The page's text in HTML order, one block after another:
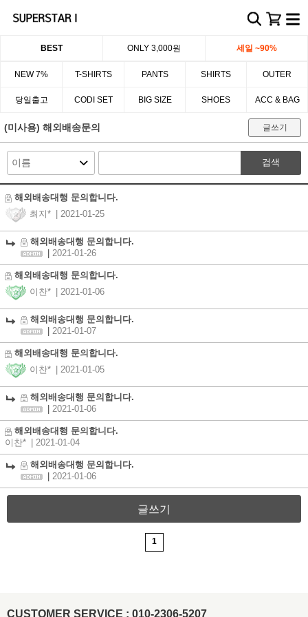
BEST ONLY 3,000원 세일 ~90%
NEW 7% T-SHIRTS PANTS SHIRTS OUTER
당일출고 CODI SET BIG SIZE SHOES ACC & BAG
(미사용) 해외배송문의 글쓰기
검색
해외배송대행 문의합니다.
최지*
| 2021-01-25
해외배송대행 문의합니다.
2021-01-26
해외배송대행 문의합니다.
이찬*
| 2021-01-06
해외배송대행 문의합니다.
2021-01-07
해외배송대행 문의합니다.
이찬*
| 2021-01-05
해외배송대행 문의합니다.
2021-01-06
해외배송대행 문의합니다.
이찬*
| 2021-01-04
해외배송대행 문의합니다.
2021-01-06
글쓰기
1
CUSTOMER SERVICE : 010-2306-5207